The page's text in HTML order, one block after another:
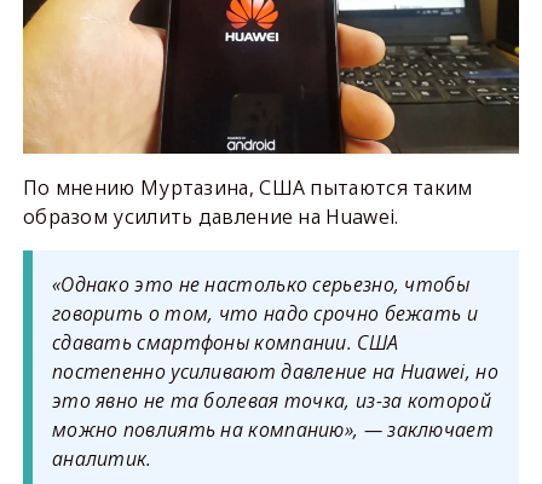
По мнению Муртазина, США пытаются таким
образом усилить давление на Huawei.
«Однако это не настолько серьезно, чтобы
говорить о том, что надо срочно бежать и
сдавать смартфоны компании. США
постепенно усиливают давление на Huawei, но
это явно не та болевая точка, из-за которой
можно повлиять на компанию», — заключает
аналитик.